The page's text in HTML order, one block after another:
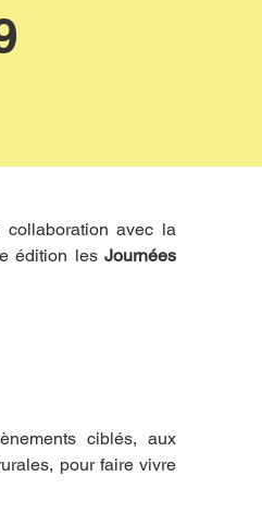
avec la
édition les Journées
ciblés, aux
pour faire vivre